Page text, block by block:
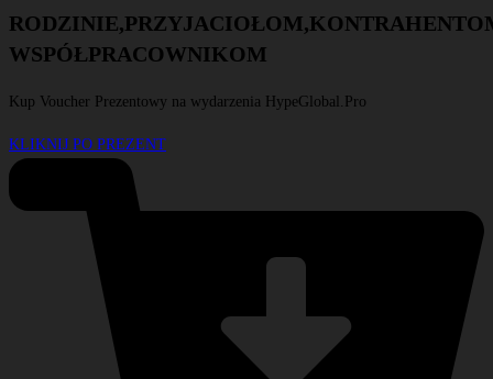
RODZINIE,PRZYJACIOŁOM,KONTRAHENTO
WSPÓŁPRACOWNIKOM
Kup Voucher Prezentowy na wydarzenia HypeGlobal.Pro
KLIKNIJ PO PREZENT